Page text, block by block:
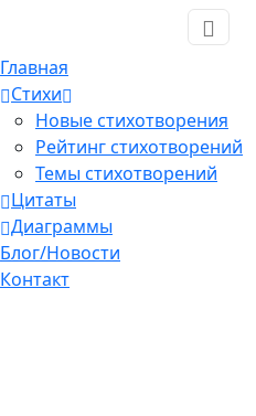
Главная
Стихи
Новые стихотворения
Рейтинг стихотворений
Темы стихотворений
Цитаты
Диаграммы
Блог/Новости
Контакт